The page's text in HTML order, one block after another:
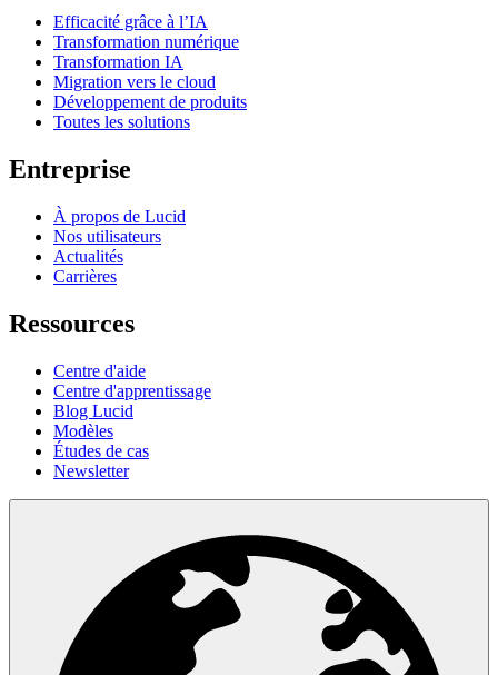
Efficacité grâce à l’IA
Transformation numérique
Transformation IA
Migration vers le cloud
Développement de produits
Toutes les solutions
Entreprise
À propos de Lucid
Nos utilisateurs
Actualités
Carrières
Ressources
Centre d'aide
Centre d'apprentissage
Blog Lucid
Modèles
Études de cas
Newsletter